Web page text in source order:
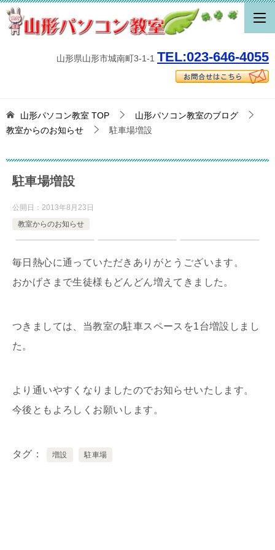
山形県山形市城南町3-1-1 TEL:023-646-4055
山形パソコン教室 TOP
山形パソコン教室のブログ
教室からのお知らせ
駐車場増設
駐車場増設
公開日： 2013年8月23日
教室からのお知らせ
毎日熱心に通っていただきありがとうございます。
おかげさまで生徒様もどんどん増えてきました。
つきましては、当教室の駐車スペースを1台増設しまし
た。
より通いやすくなりましたのでお知らせいたします。
今後ともよろしくお願いします。
タグ 増設 駐車場